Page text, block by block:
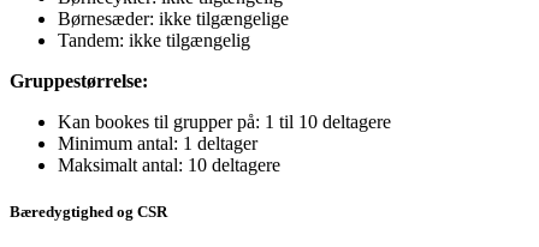
Børnesæder: ikke tilgængelige
Tandem: ikke tilgængelig
Gruppestørrelse:
Kan bookes til grupper på: 1 til 10 deltagere
Minimum antal: 1 deltager
Maksimalt antal: 10 deltagere
Bæredygtighed og CSR